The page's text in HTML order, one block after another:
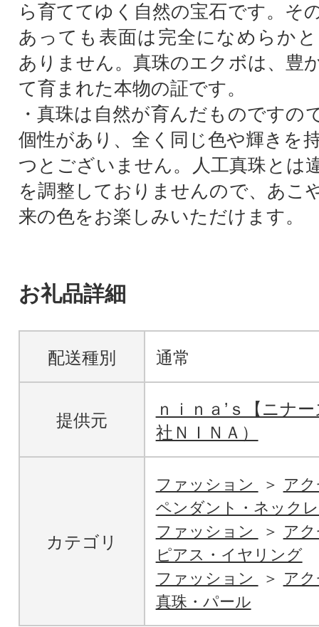
ら育ててゆく自然の宝石です。そ
あっても表面は完全になめらか
ありません。真珠のエクボは、豊
て育まれた本物の証です。
・真珠は自然が育んだものですの
個性があり、全く同じ色や輝きを
つとございません。人工真珠とは
を調整しておりませんので、あこ
来の色をお楽しみいただけます。
お礼品詳細
配送種別 通常
提供元
ｎｉｎａ’ｓ【ニナ
社ＮＩＮＡ）
カテゴリ
ファッション
ア
ペンダント・ネック
ファッション
ア
ピアス・イヤリング
ファッション
ア
真珠・パール